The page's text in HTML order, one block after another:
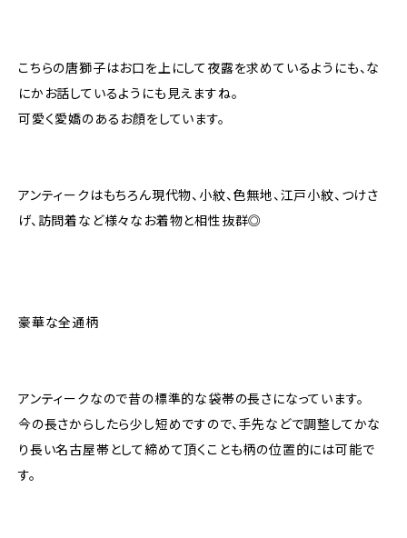
こちらの唐獅子はお口を上にして夜露を求めているようにも、な
にかお話しているようにも見えますね。
可愛く愛嬌のあるお顔をしています。
アンティークはもちろん現代物、小紋、色無地、江戸小紋、つけさ
げ、訪問着など様々なお着物と相性抜群◎
豪華な全通柄
アンティークなので昔の標準的な袋帯の長さになっています。
今の長さからしたら少し短めですので、手先などで調整してかな
り長い名古屋帯として締めて頂くことも柄の位置的には可能で
す。